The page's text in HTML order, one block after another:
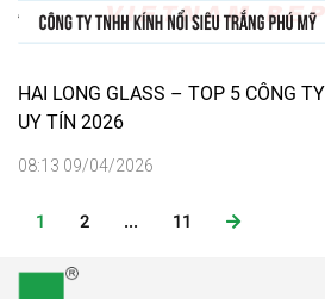
HAI LONG GLASS – TOP 5 CÔNG
UY TÍN 2026
08:13 09/04/2026
1 2 ... 11